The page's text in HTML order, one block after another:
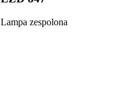
Lampa zespolona